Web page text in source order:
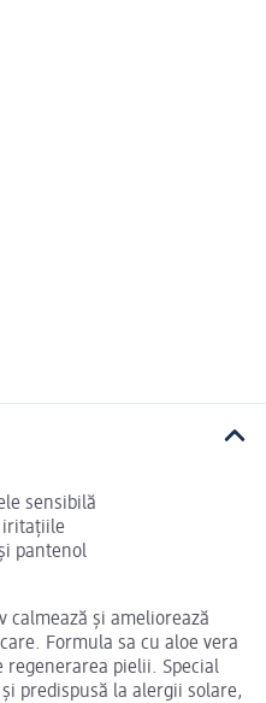
sensibilă
iritațiile
pantenol
calmează și ameliorează
Formula sa cu aloe vera
regenerarea pielii. Special
predispusă la alergii solare,